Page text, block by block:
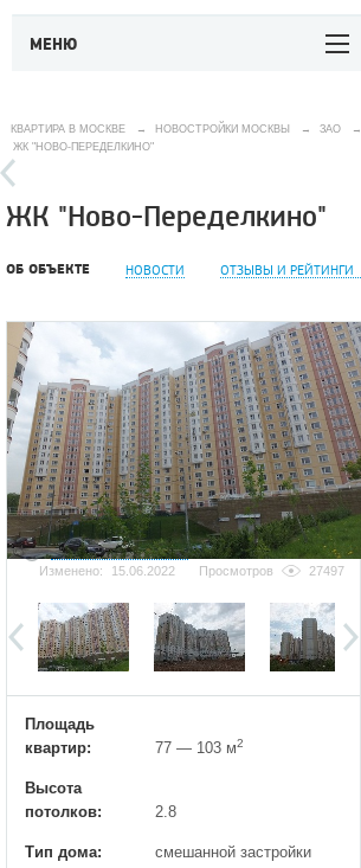
МЕНЮ
КВАРТИРА В МОСКВЕ → НОВОСТРОЙКИ МОСКВЫ → ЗАО →
ЖК "НОВО-ПЕРЕДЕЛКИНО"
ЖК "Ново-Переделкино"
ОБ ОБЪЕКТЕ НОВОСТИ ОТЗЫВЫ И РЕЙТИНГИ
Добавить фотографию
Изменено:
15.06.2022 Просмотров 27497
Площадь
квартир:
77 — 103 м2
Высота
потолков:
2.8
Тип дома: смешанной застройки